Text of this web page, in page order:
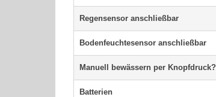
Regensensor anschließbar
Bodenfeuchtesensor anschließbar
Manuell bewässern per Knopfdruck?
Batterien